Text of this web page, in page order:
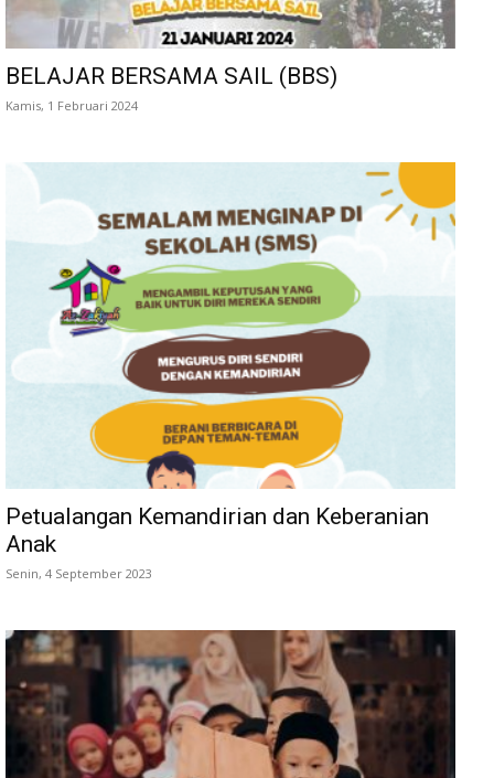
BELAJAR BERSAMA SAIL (BBS)
Kamis, 1 Februari 2024
Petualangan Kemandirian dan Keberanian
Anak
Senin, 4 September 2023